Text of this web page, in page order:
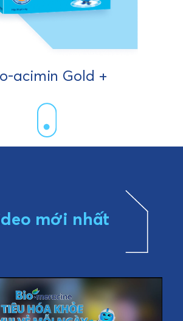
acimin Gold +
mới nhất